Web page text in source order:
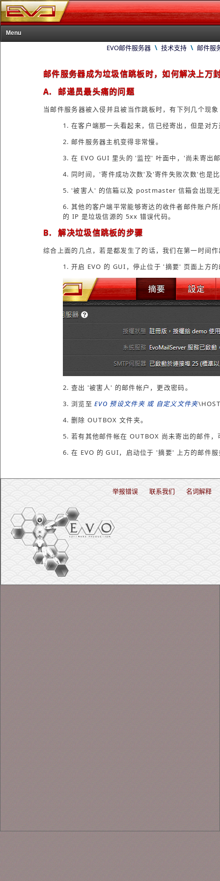
Menu
EVO邮件服务器 \ 技术支持 \ 邮件服
邮件服务器成为垃圾信跳板时，如何解决上万
A. 邮递员最头痛的问题
当邮件服务器被入侵并且被当作跳板时，有下列几个现
1. 在客户端那一头看起来，信已经寄出，但是对
2. 邮件服务器主机变得非常慢。
3. 在 EVO GUI 里头的 '监控' 叶面中，'尚未寄出
4. 同时间，'寄件成功次数'及'寄件失败次数'也是
5. '被害人' 的信箱以及 postmaster 信箱会出现
6. 其他的客户端平常能够寄达的收件者邮件账户
的 IP 是垃圾信源的 5xx 错误代码。
B. 解决垃圾信跳板的步骤
综合上面的几点，若是都发生了的话，我们在第一时间
1. 开启 EVO 的 GUI，停止位于 '摘要' 页面上方
2. 查出 '被害人' 的邮件帐户，更改密码。
3. 浏览至EVO 预设文件夹 或 自定义文件夹
4. 删除 OUTBOX 文件夹。
5. 若有其他邮件帐在 OUTBOX 尚未寄出的邮件
6. 在 EVO 的 GUI，启动位于 '摘要' 上方的邮件
举报错误 联系我们 名词解释